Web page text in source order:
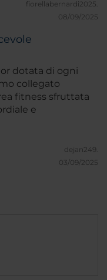
fiorellabernardi2025.
08/09/2025
dotata di ogni
collegato
fitness sfruttata
e
dejan249.
03/09/2025